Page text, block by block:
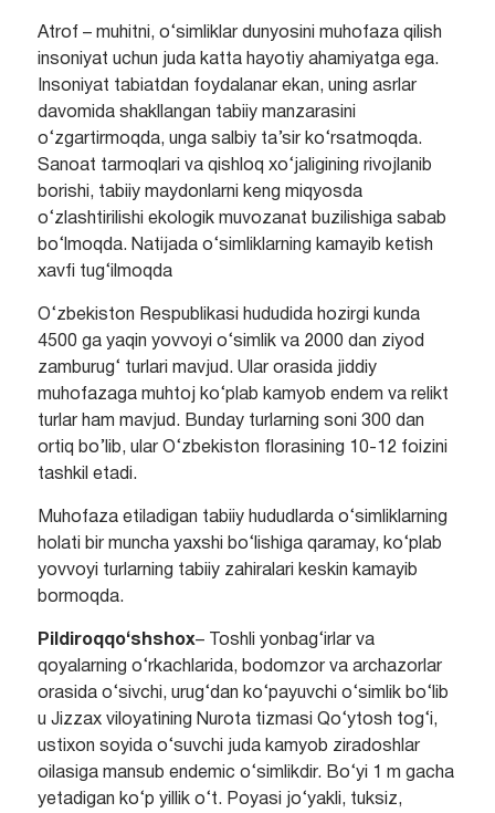
Atrof – muhitni, o‘simliklar dunyosini muhofaza qilish
insoniyat uchun juda katta hayotiy ahamiyatga ega.
Insoniyat tabiatdan foydalanar ekan, uning asrlar
davomida shakllangan tabiiy manzarasini
o‘zgartirmoqda, unga salbiy ta’sir ko‘rsatmoqda.
Sanoat tarmoqlari va qishloq xo‘jaligining rivojlanib
borishi, tabiiy maydonlarni keng miqyosda
o‘zlashtirilishi ekologik muvozanat buzilishiga sabab
bo‘lmoqda. Natijada o‘simliklarning kamayib ketish
xavfi tug‘ilmoqda
O‘zbekiston Respublikasi hududida hozirgi kunda
4500 ga yaqin yovvoyi o‘simlik va 2000 dan ziyod
zamburug‘ turlari mavjud. Ular orasida jiddiy
muhofazaga muhtoj ko‘plab kamyob endem va relikt
turlar ham mavjud. Bunday turlarning soni 300 dan
ortiq bo’lib, ular O‘zbekiston florasining 10-12 foizini
tashkil etadi.
Muhofaza etiladigan tabiiy hududlarda o‘simliklarning
holati bir muncha yaxshi bo‘lishiga qaramay, ko‘plab
yovvoyi turlarning tabiiy zahiralari keskin kamayib
bormoqda.
Pildiroqqo‘shshox– Toshli yonbag‘irlar va
qoyalarning o‘rkachlarida, bodomzor va archazorlar
orasida o‘sivchi, urug‘dan ko‘payuvchi o‘simlik bo‘lib
u Jizzax viloyatining Nurota tizmasi Qo‘ytosh tog‘i,
ustixon soyida o‘suvchi juda kamyob ziradoshlar
oilasiga mansub endemic o‘simlikdir. Bo‘yi 1 m gacha
yetadigan ko‘p yillik o‘t. Poyasi jo‘yakli, tuksiz,